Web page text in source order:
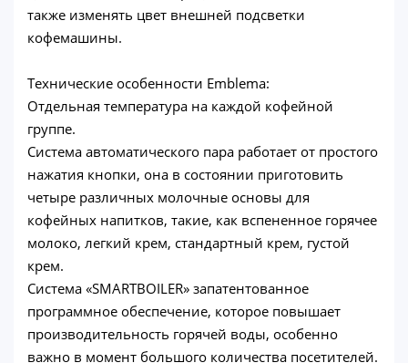
также изменять цвет внешней подсветки
кофемашины.
Технические особенности Emblema:
Отдельная температура на каждой кофейной
группе.
Система автоматического пара работает от простого
нажатия кнопки, она в состоянии приготовить
четыре различных молочные основы для
кофейных напитков, такие, как вспененное горячее
молоко, легкий крем, стандартный крем, густой
крем.
Система «SMARTBOILER» запатентованное
программное обеспечение, которое повышает
производительность горячей воды, особенно
важно в момент большого количества посетителей.